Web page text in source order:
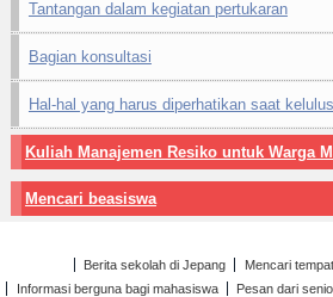
Tantangan dalam kegiatan pertukaran
Bagian konsultasi
Hal-hal yang harus diperhatikan saat
Kuliah Manajemen Resiko untuk Warga
Mencari beasiswa
Berita sekolah di Jepang
Mencari
Informasi berguna bagi mahasiswa
Pesan dari